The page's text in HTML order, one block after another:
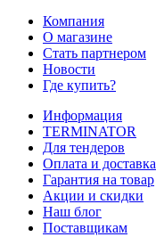
Компания
О магазине
Стать партнером
Новости
Где купить?
Информация
TERMINATOR
Для тендеров
Оплата и доставка
Гарантия на товар
Акции и скидки
Наш блог
Поставщикам